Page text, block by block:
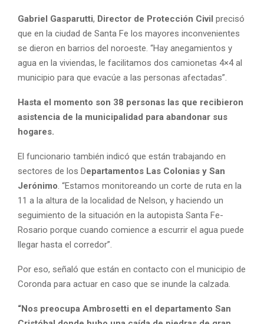
Gabriel Gasparutti, Director de Protección Civil precisó
que en la ciudad de Santa Fe los mayores inconvenientes
se dieron en barrios del noroeste. “Hay anegamientos y
agua en la viviendas, le facilitamos dos camionetas 4×4 al
municipio para que evacúe a las personas afectadas”.
Hasta el momento son 38 personas las que recibieron
asistencia de la municipalidad para abandonar sus
hogares.
El funcionario también indicó que están trabajando en
sectores de los Departamentos Las Colonias y San
Jerónimo . “Estamos monitoreando un corte de ruta en la
11 a la altura de la localidad de Nelson, y haciendo un
seguimiento de la situación en la autopista Santa Fe-
Rosario porque cuando comience a escurrir el agua puede
llegar hasta el corredor”.
Por eso, señaló que están en contacto con el municipio de
Coronda para actuar en caso que se inunde la calzada.
“Nos preocupa Ambrosetti en el departamento San